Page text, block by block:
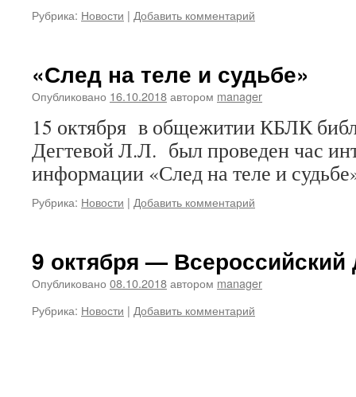
Рубрика: Новости | Добавить комментарий
«След на теле и судьбе»
Опубликовано 16.10.2018автором manager
15 октября в общежитии КБЛК
Дегтевой Л.Л. был проведен час
информации «След на теле и
Рубрика: Новости | Добавить комментарий
9 октября — Всероссийский
Опубликовано 08.10.2018автором manager
Рубрика: Новости | Добавить комментарий